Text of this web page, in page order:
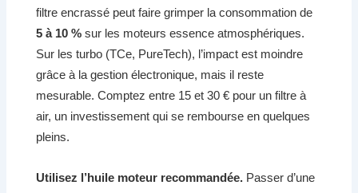
filtre encrassé peut faire grimper la consommation de
5 à 10 % sur les moteurs essence atmosphériques.
Sur les turbo (TCe, PureTech), l’impact est moindre
grâce à la gestion électronique, mais il reste
mesurable. Comptez entre 15 et 30 € pour un filtre à
air, un investissement qui se rembourse en quelques
pleins.
Utilisez l’huile moteur recommandée. Passer d’une